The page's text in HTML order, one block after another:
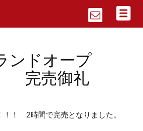
ンドオープ
売御礼
！！ 2時間で完売となりました。